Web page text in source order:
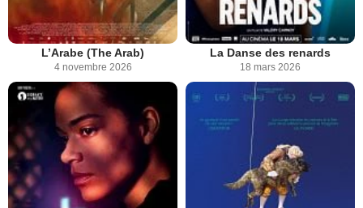
L’Arabe (The Arab)
4 novembre 2026
La Danse des renards
18 mars 2026